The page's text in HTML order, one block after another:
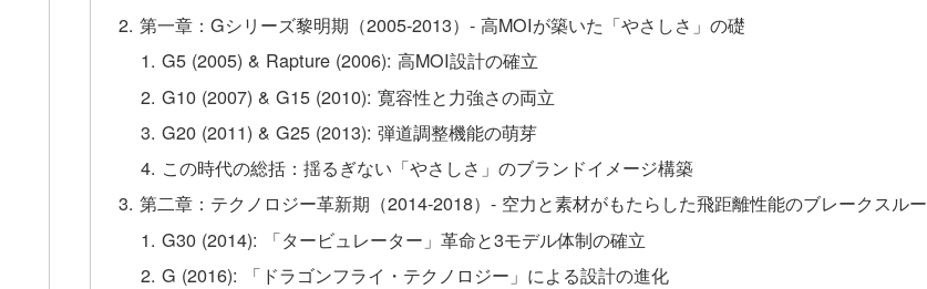
第一章：Gシリーズ黎明期（2005-2013）- 高MOIが築いた「やさしさ」の礎
G5 (2005) & Rapture (2006): 高MOI設計の確立
G10 (2007) & G15 (2010): 寛容性と力強さの両立
G20 (2011) & G25 (2013): 弾道調整機能の萌芽
この時代の総括：揺るぎない「やさしさ」のブランドイメージ構築
第二章：テクノロジー革新期（2014-2018）- 空力と素材がもたらした飛距離性能のブレークスルー
G30 (2014): 「タービュレーター」革命と3モデル体制の確立
G (2016): 「ドラゴンフライ・テクノロジー」による設計の進化